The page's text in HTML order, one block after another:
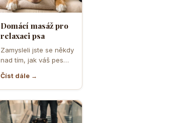
Domácí masáž pro
relaxaci psa
Zamysleli jste se někdy
nad tím, jak váš pes
vnímá vaši přítomnost?
Často se…
Číst dále →